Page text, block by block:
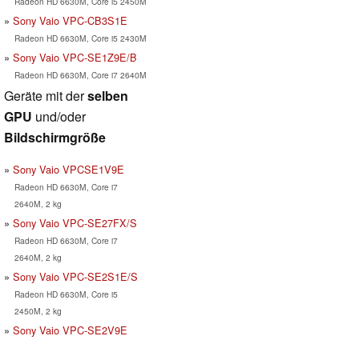
Sony Vaio VPC-CB3S1E
Radeon HD 6630M, Core i5 2430M
Sony Vaio VPC-SE1Z9E/B
Radeon HD 6630M, Core i7 2640M
Geräte mit derselben
GPU und/oder
Bildschirmgröße
Sony Vaio VPCSE1V9E
Radeon HD 6630M, Core i7
2640M, 2 kg
Sony Vaio VPC-SE27FX/S
Radeon HD 6630M, Core i7
2640M, 2 kg
Sony Vaio VPC-SE2S1E/S
Radeon HD 6630M, Core i5
2450M, 2 kg
Sony Vaio VPC-SE2V9E